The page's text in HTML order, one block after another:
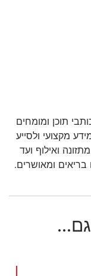
תוכן ומומחים
מקצועי ולסייע
ואילוף ועד
בריאים ומאושרים.
גם...